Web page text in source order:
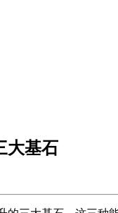
大基石